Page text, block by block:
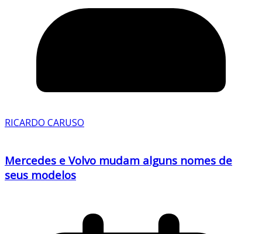
RICARDO CARUSO
Mercedes e Volvo mudam alguns nomes de
seus modelos